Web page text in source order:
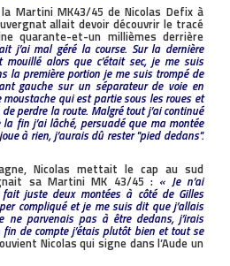
Martini MK43/45 de Nicolas Defix à
allait devoir découvrir le tracé
quarante-et-un millièmes derrière
j’ai mal géré la course. Sur la dernière
mouillé alors que c’était sec, je me suis
la première portion je me suis trompé de
gauche sur un séparateur de voie en
qui est partie sous les roues et
perdre la route. Malgré tout j’ai continué
fin j’ai lâché, persuadé que ma montée
à rien, j’aurais dû rester ''pied dedans''.
Nicolas mettait le cap au sud
sa Martini MK 43/45 : « Je n’ai
juste deux montées à côté de Gilles
compliqué et je me suis dit que j’allais
parvenais pas à être dedans, j’irais
de compte j’étais plutôt bien et tout se
Nicolas qui signe dans l’Aude un